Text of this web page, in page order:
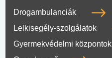
Drogambulanciák
Lelkisegély-szolgálatok
Gyermekvédelmi központok